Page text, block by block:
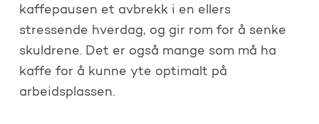
kaffepausen et avbrekk i en ellers
stressende hverdag, og gir rom for å senke
skuldrene. Det er også mange som må ha
kaffe for å kunne yte optimalt på
arbeidsplassen.